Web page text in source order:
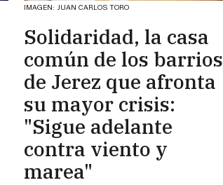
IMAGEN: JUAN CARLOS TORO
Solidaridad, la casa
común de los barrios
de Jerez que afronta
su mayor crisis:
"Sigue adelante
contra viento y
marea"